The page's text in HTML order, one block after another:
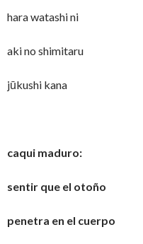
hara watashi ni
aki no shimitaru
jūkushi kana
caqui maduro:
sentir que el otoño
penetra en el cuerpo